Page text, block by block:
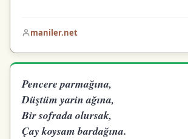
maniler.net
Pencere parmağına,
Düştüm yarin ağına,
Bir sofrada olursak,
Çay koysam bardağına.